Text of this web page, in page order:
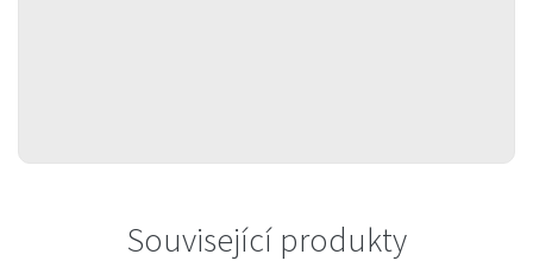
Související produkty